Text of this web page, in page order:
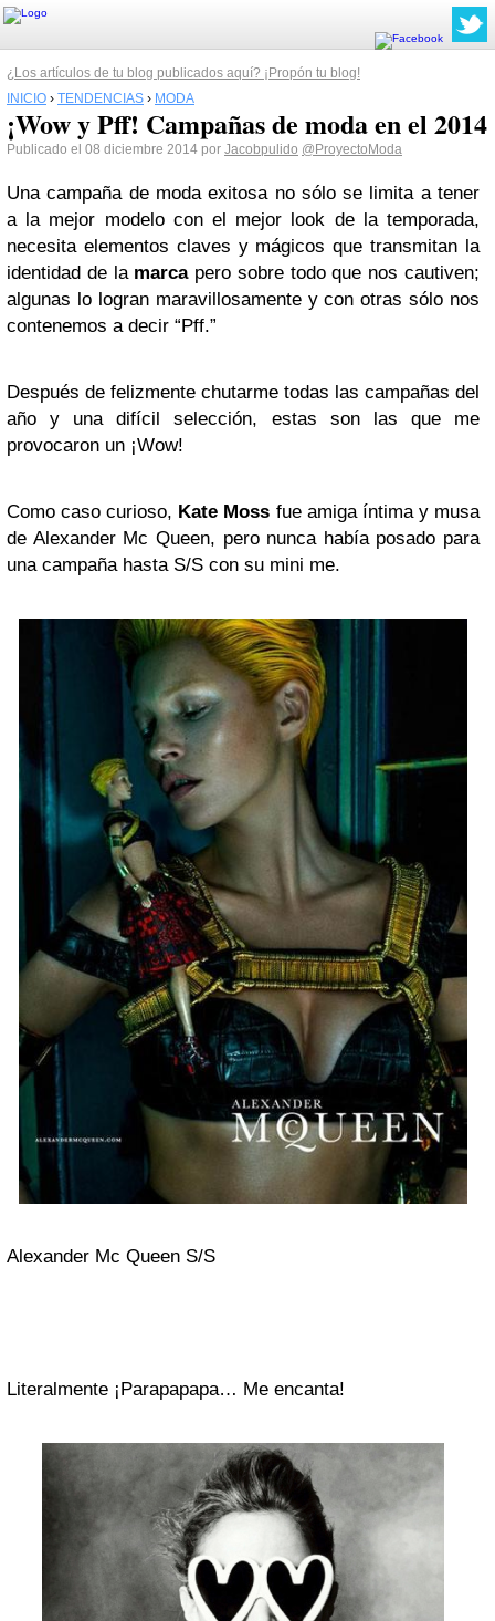
¿Los artículos de tu blog publicados aquí? ¡Propón tu blog!
INICIO › TENDENCIAS › MODA
¡Wow y Pff! Campañas de moda en el 2014
Publicado el 08 diciembre 2014 por Jacobpulido @ProyectoModa
Una campaña de moda exitosa no sólo se limita a tener
a la mejor modelo con el mejor look de la temporada,
necesita elementos claves y mágicos que transmitan la
identidad de la marcapero sobre todo que nos cautiven;
algunas lo logran maravillosamente y con otras sólo nos
contenemos a decir “Pff.”
Después de felizmente chutarme todas las campañas del
año y una difícil selección, estas son las que me
provocaron un ¡Wow!
Como caso curioso, Kate Moss fue amiga íntima y musa
de Alexander Mc Queen, pero nunca había posado para
una campaña hasta S/S con su mini me.
Alexander Mc Queen S/S
Literalmente ¡Parapapapa… Me encanta!